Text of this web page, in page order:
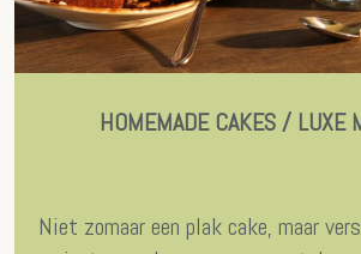
HOMEMADE CAKES / LUXE
Niet zomaar een plak cake, maar